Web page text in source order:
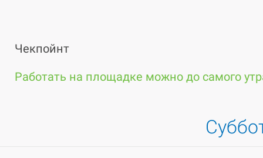
Чекпойнт
Работать на площадке можно до самого